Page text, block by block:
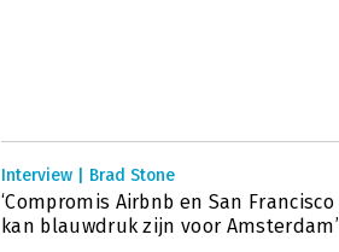
Interview | Brad Stone
‘Compromis Airbnb en San Francisco
kan blauwdruk zijn voor Amsterdam’